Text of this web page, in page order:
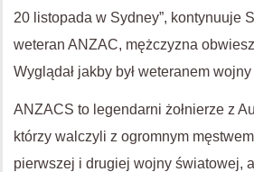
20 listopada w Sydney”, kontynuuje
weteran ANZAC, mężczyzna
Wyglądał jakby był weteranem
ANZACS to legendarni żołnierze z
którzy walczyli z ogromnym
pierwszej i drugiej wojny światowej,